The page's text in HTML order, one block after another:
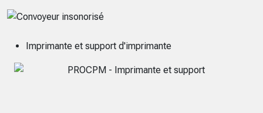
Imprimante et support d'imprimante